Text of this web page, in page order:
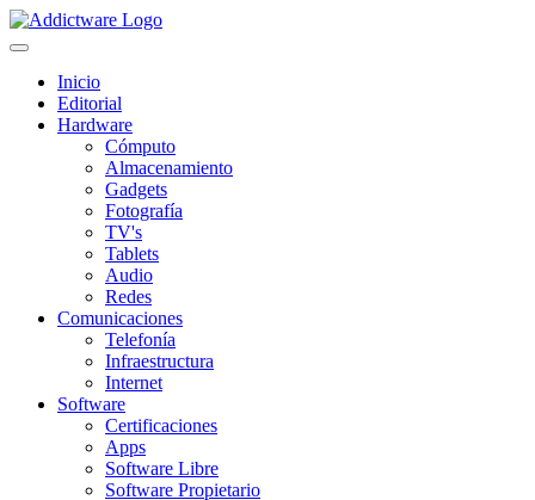
Inicio
Editorial
Hardware
Cómputo
Almacenamiento
Gadgets
Fotografía
TV's
Tablets
Audio
Redes
Comunicaciones
Telefonía
Infraestructura
Internet
Software
Certificaciones
Apps
Software Libre
Software Propietario